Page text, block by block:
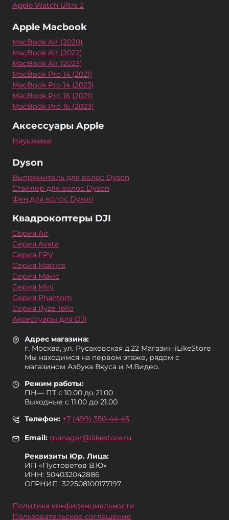
Apple Watch Ultra 2
Apple Macbook
MacBook Air (2020)
MacBook Air (2022)
MacBook Air (2023)
MacBook Pro 14 (2021)
MacBook Pro 14 (2023)
MacBook Pro 16 (2021)
MacBook Pro 16 (2023)
Аксессуары Apple
Наушники
Dyson
Выпрямитель для волос Dyson
Стайлер для волос Dyson
Фен для волос Dyson
Квадрокоптеры DJI
Серия Air
Серия Avata
Серия FPV
Серия Matrice
Серия Mavic
Серия Mini
Серия Phantom
Серия Ryze Tello
Аксессуары для DJI
Адрес магазина:
г. Москва, ул. Русаковская д.22 Магазин iLikeStore
Мы находимся на первом этаже, рядом с
магазином Азбука Вкуса и М.Видео.
Режим работы:
ПН— ПТ с 10.00 до 21.00
Выходные с 11.00 до 21.00
Телефон: +7 (499) 350-44-45
Email: manager@ilikestore.ru
Реквизиты Юр. Лица:
ИП «Пуcтоветов В.Ю»
ИНН: 504032042886
ОГРНИП: 322508100177197
Политика конфиденциальности
Пользовательское соглашение